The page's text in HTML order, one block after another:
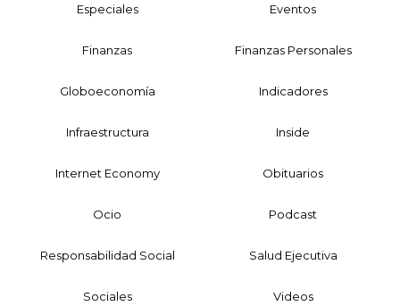
Especiales Eventos
Finanzas Finanzas Personales
Globoeconomía Indicadores
Infraestructura Inside
Internet Economy Obituarios
Ocio Podcast
Responsabilidad Social Salud Ejecutiva
Sociales Videos